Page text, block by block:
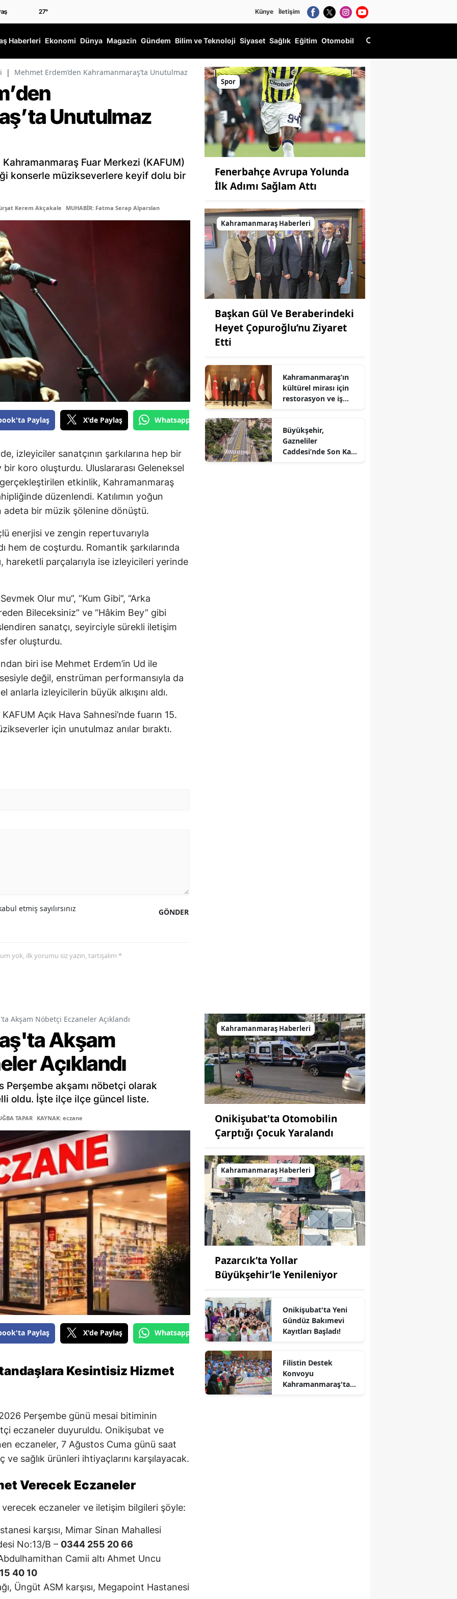
27° Künye İletişim
Haberleri Ekonomi Dünya Magazin Gündem Bilim ve Teknoloji Siyaset Sağlık Eğitim Otomobil
| Mehmet Erdem’den Kahramanmaraş’ta Unutulmaz Konser
Unutulmaz
Fuar Merkezi (KAFUM)
konserle müzikseverlere keyif dolu bir
Kerem Akçakale MUHABİR: Fatma Serap Alparslan
Paylaş X'de Paylaş Whatsapp'tan Gönder
izleyiciler sanatçının şarkılarına hep bir
koro oluşturdu. Uluslararası Geleneksel
gerçekleştirilen etkinlik, Kahramanmaraş
düzenlendi. Katılımın yoğun
bir müzik şölenine dönüştü.
enerjisi ve zengin repertuvarıyla
hem de coşturdu. Romantik şarkılarında
hareketli parçalarıyla ise izleyicileri yerinde
Olur mu”, “Kum Gibi”, “Arka
Bileceksiniz” ve “Hâkim Bey” gibi
sanatçı, seyirciyle sürekli iletişim
oluşturdu.
biri ise Mehmet Erdem’in Ud ile
değil, enstrüman performansıyla da
izleyicilerin büyük alkışını aldı.
Açık Hava Sahnesi’nde fuarın 15.
için unutulmaz anılar bıraktı.
GÖNDER
etmiş sayılırsınız
yok, ilk yorumu siz yazın, tartışalım *
Spor
Fenerbahçe Avrupa Yolunda
İlk Adımı Sağlam Attı
Kahramanmaraş Haberleri
Başkan Gül Ve Beraberindeki
Heyet Çopuroğlu’nu Ziyaret
Etti
Kahramanmaraş’ın
kültürel mirası için
restorasyon ve iş
Büyükşehir,
Gazneliler
Caddesi’nde Son Kat
Akşam Nöbetçi Eczaneler Açıklandı
Akşam
Açıklandı
akşamı nöbetçi olarak
oldu. İşte ilçe ilçe güncel liste.
TAPAR KAYNAK: eczane
Paylaş X'de Paylaş Whatsapp'tan Gönder
Kesintisiz Hizmet
Perşembe günü mesai bitiminin
eczaneler duyuruldu. Onikişubat ve
eczaneler, 7 Ağustos Cuma günü saat
sağlık ürünleri ihtiyaçlarını karşılayacak.
Verecek Eczaneler
eczaneler ve iletişim bilgileri şöyle:
karşısı, Mimar Sinan Mahallesi
No:13/B – 0344 255 20 66
Camii altı Ahmet Uncu
40 10
Üngüt ASM karşısı, Megapoint Hastanesi
Kahramanmaraş Haberleri
Onikişubat'ta Otomobilin
Çarptığı Çocuk Yaralandı
Kahramanmaraş Haberleri
Pazarcık’ta Yollar
Büyükşehir’le Yenileniyor
Onikişubat'ta Yeni
Gündüz Bakımevi
Kayıtları Başladı!
Filistin Destek
Konvoyu
Kahramanmaraş'ta